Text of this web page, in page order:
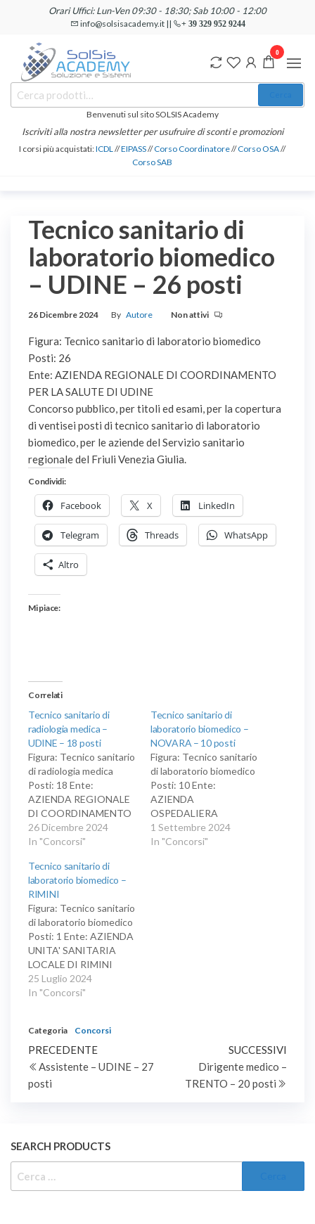
contenuto
Orari Uffici: Lun-Ven 09:30 - 18:30; Sab 10:00 - 12:00
info@solsisacademy.it || + 39 329 952 9244
SOLSIS
Academy
Corsi e
Certificazioni
Linguistiche
Benvenuti sul sito SOLSIS Academy
Iscriviti alla nostra newsletter per usufruire di sconti e promozioni
I corsi più acquistati:ICDL//EIPASS//Corso Coordinatore//Corso OSA//
Corso SAB
0
Tecnico sanitario di
laboratorio biomedico
– UDINE – 26 posti
26 Dicembre 2024 By Autore Non attivi
Figura: Tecnico sanitario di laboratorio biomedico
Posti: 26
Ente: AZIENDA REGIONALE DI COORDINAMENTO
PER LA SALUTE DI UDINE
Concorso pubblico, per titoli ed esami, per la copertura
di ventisei posti di tecnico sanitario di laboratorio
biomedico, per le aziende del Servizio sanitario
regionale del Friuli Venezia Giulia.
Condividi:
Facebook X LinkedIn
Telegram Threads WhatsApp
Altro
Mi piace:
Correlati
Tecnico sanitario di
radiologia medica –
UDINE – 18 posti
Figura: Tecnico sanitario
di radiologia medica
Posti: 18 Ente:
AZIENDA REGIONALE
DI COORDINAMENTO
PER LA SALUTE DI
UDINE Concorso
esami, per la copertura
di diciotto posti di
tecnico sanitario di
radiologia medica, per le
aziende del Servizio
sanitario regionale del
Friuli Venezia Giulia.
26 Dicembre 2024
In "Concorsi"
Tecnico sanitario di
laboratorio biomedico –
NOVARA – 10 posti
Figura: Tecnico sanitario
di laboratorio biomedico
Posti: 10 Ente:
AZIENDA
OSPEDALIERA
'MAGGIORE DELLA
CARITA'' DI NOVARA
1 Settembre 2024
In "Concorsi"
Tecnico sanitario di
laboratorio biomedico –
RIMINI
Figura: Tecnico sanitario
di laboratorio biomedico
Posti: 1 Ente: AZIENDA
UNITA' SANITARIA
LOCALE DI RIMINI
Concorso pubblico, per
titoli ed esami, per la
laboratorio biomedico,
area dei professionisti
della salute e dei
25 Luglio 2024
In "Concorsi"
Categoria Concorsi
Navigazione
articoli
Articolo
precedente
PRECEDENTE
Assistente – UDINE – 27
posti
SUCCESSIVI
Dirigente medico –
TRENTO – 20 posti
SEARCH PRODUCTS